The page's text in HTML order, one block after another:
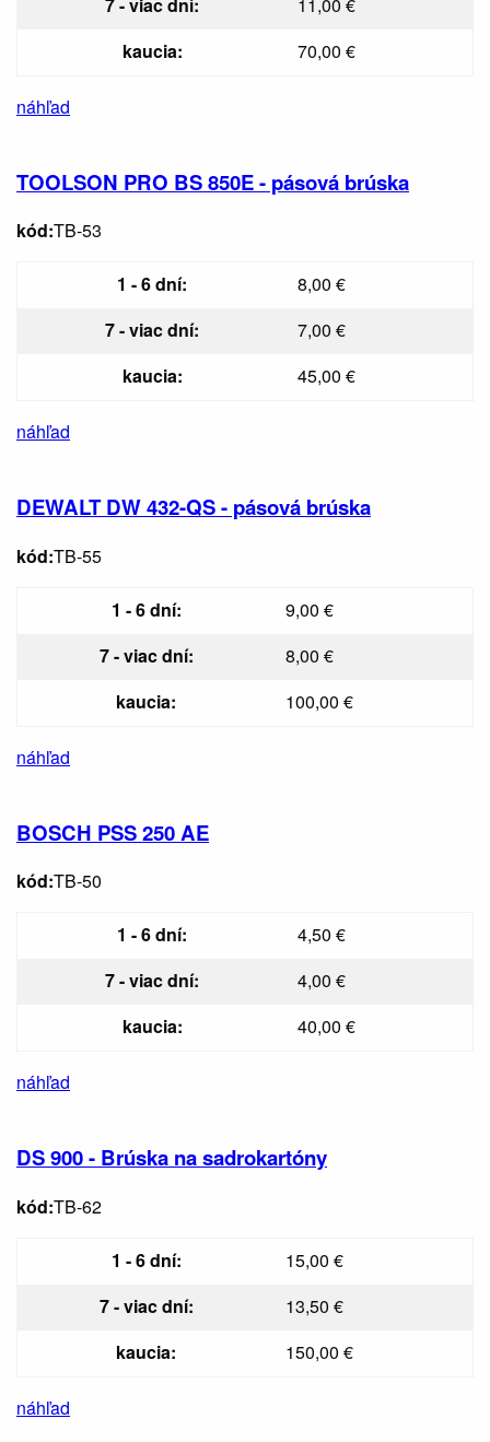
kaucia:
70,00 €
náhľad
TOOLSON PRO BS 850E - pásová brúska
kód:TB-53
1 - 6 dní:
8,00 €
7 - viac dní:
7,00 €
kaucia:
45,00 €
náhľad
DEWALT DW 432-QS - pásová brúska
kód:TB-55
1 - 6 dní:
9,00 €
7 - viac dní:
8,00 €
kaucia:
100,00 €
náhľad
BOSCH PSS 250 AE
kód:TB-50
1 - 6 dní:
4,50 €
7 - viac dní:
4,00 €
kaucia:
40,00 €
náhľad
DS 900 - Brúska na sadrokartóny
kód:TB-62
1 - 6 dní:
15,00 €
7 - viac dní:
13,50 €
kaucia:
150,00 €
náhľad